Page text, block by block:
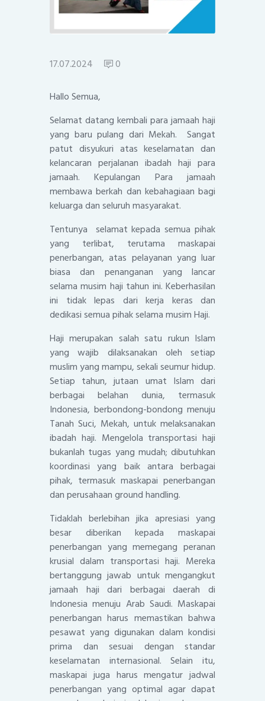
17.07.2024 0
Hallo Semua,
Selamat datang kembali para jamaah haji
yang baru pulang dari Mekah. Sangat
patut disyukuri atas keselamatan dan
kelancaran perjalanan ibadah haji para
jamaah. Kepulangan Para jamaah
membawa berkah dan kebahagiaan bagi
keluarga dan seluruh masyarakat.
Tentunya selamat kepada semua pihak
yang terlibat, terutama maskapai
penerbangan, atas pelayanan yang luar
biasa dan penanganan yang lancar
selama musim haji tahun ini. Keberhasilan
ini tidak lepas dari kerja keras dan
dedikasi semua pihak selama musim Haji.
Haji merupakan salah satu rukun Islam
yang wajib dilaksanakan oleh setiap
muslim yang mampu, sekali seumur hidup.
Setiap tahun, jutaan umat Islam dari
berbagai belahan dunia, termasuk
Indonesia, berbondong-bondong menuju
Tanah Suci, Mekah, untuk melaksanakan
ibadah haji. Mengelola transportasi haji
bukanlah tugas yang mudah; dibutuhkan
koordinasi yang baik antara berbagai
pihak, termasuk maskapai penerbangan
dan perusahaan ground handling.
Tidaklah berlebihan jika apresiasi yang
besar diberikan kepada maskapai
penerbangan yang memegang peranan
krusial dalam transportasi haji. Mereka
bertanggung jawab untuk mengangkut
jamaah haji dari berbagai daerah di
Indonesia menuju Arab Saudi. Maskapai
penerbangan harus memastikan bahwa
pesawat yang digunakan dalam kondisi
prima dan sesuai dengan standar
keselamatan internasional. Selain itu,
maskapai juga harus mengatur jadwal
penerbangan yang optimal agar dapat